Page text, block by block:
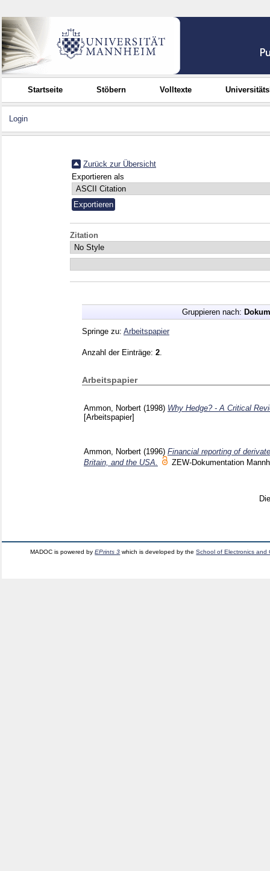
Startseite Stöbern Volltexte
Login
Zurück zur Übersicht
Exportieren als
Zitation
Gruppieren nach:
Springe zu: Arbeitspapier
Anzahl der Einträge: 2
Arbeitspapier
Ammon, Norbert (1998) Why Hedge? - A Critical
[Arbeitspapier]
Ammon, Norbert (1996) Financial reporting of
Britain, and the USA.
ZEW-Dokumentation
MADOC is powered byEPrints 3 which is developed by theSchool of Electronics and